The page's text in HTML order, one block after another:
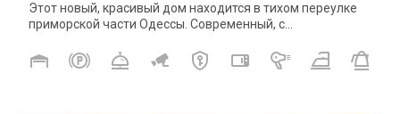
Этот новый, красивый дом находится в тихом переулке
приморской части Одессы. Современный, с...